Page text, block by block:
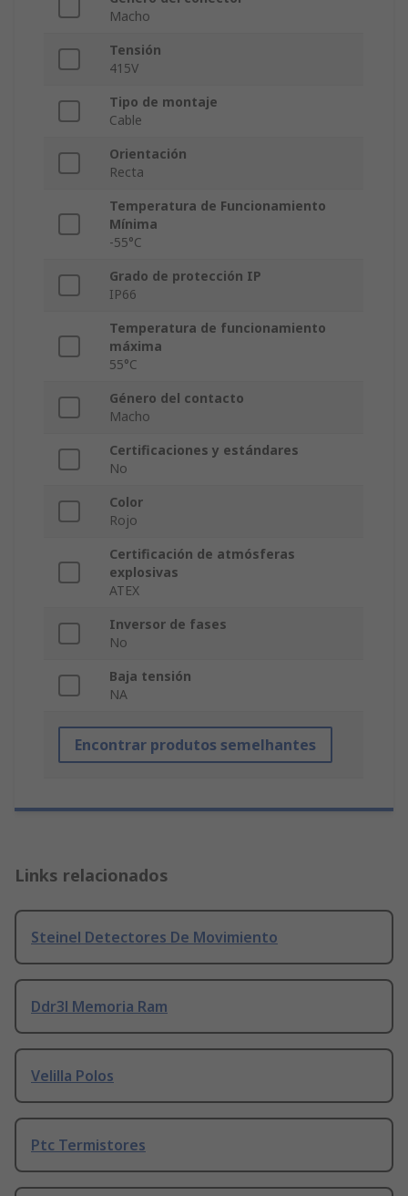
Macho
Tensión
415V
Tipo de montaje
Cable
Orientación
Recta
Temperatura de Funcionamiento
Mínima
-55°C
Grado de protección IP
IP66
Temperatura de funcionamiento
máxima
55°C
Género del contacto
Macho
Certificaciones y estándares
No
Color
Rojo
Certificación de atmósferas
explosivas
ATEX
Inversor de fases
No
Baja tensión
NA
Encontrar produtos semelhantes
Links relacionados
Steinel Detectores De Movimiento
Ddr3l Memoria Ram
Velilla Polos
Ptc Termistores